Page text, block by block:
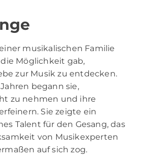
musikalischen Familie
Möglichkeit gab,
zur Musik zu entdecken.
begann sie,
zu nehmen und ihre
Sie zeigte ein
Talent für den Gesang, das
von Musikexperten
auf sich zog.